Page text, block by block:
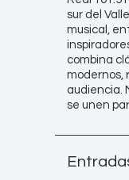
sur del
musical,
combina
modernos,
audiencia.
se unen